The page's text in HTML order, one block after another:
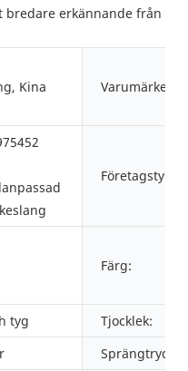
bredare erkännande från
Kina Varumärke:
Företagstyp:
Färg:
tyg
Tjocklek:
Sprängtryck: